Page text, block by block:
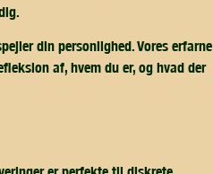
din personlighed. Vores erfarne
af, hvem du er, og hvad der